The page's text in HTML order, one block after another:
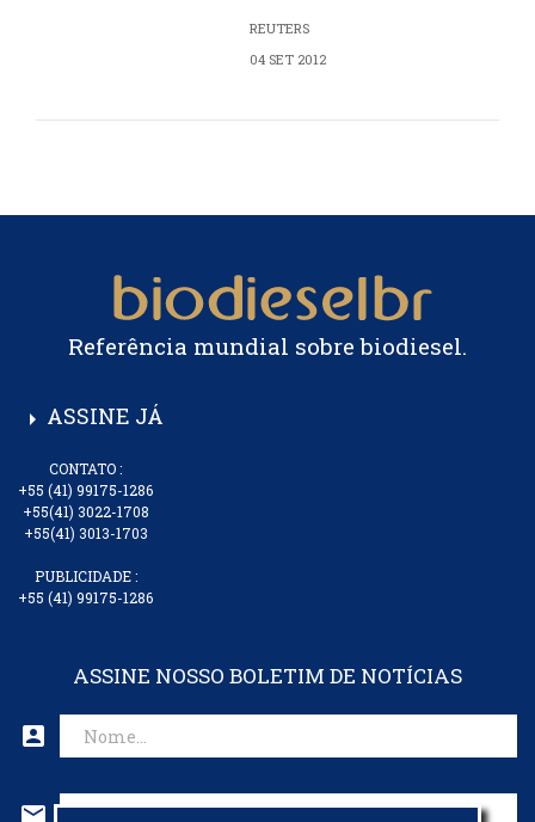
REUTERS
04 SET 2012
Referência mundial sobre biodiesel.
arrow_right ASSINE JÁ
CONTATO :
+55 (41) 99175-1286
+55(41) 3022-1708
+55(41) 3013-1703
PUBLICIDADE :
+55 (41) 99175-1286
ASSINE NOSSO BOLETIM DE NOTÍCIAS
account_box
mail